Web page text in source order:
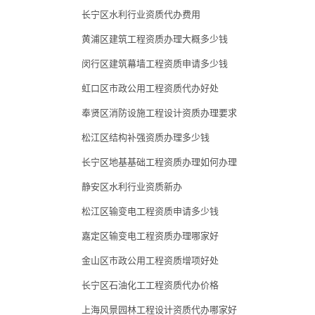
长宁区水利行业资质代办费用
黄浦区建筑工程资质办理大概多少钱
闵行区建筑幕墙工程资质申请多少钱
虹口区市政公用工程资质代办好处
奉贤区消防设施工程设计资质办理要求
松江区结构补强资质办理多少钱
长宁区地基基础工程资质办理如何办理
静安区水利行业资质新办
松江区输变电工程资质申请多少钱
嘉定区输变电工程资质办理哪家好
金山区市政公用工程资质增项好处
长宁区石油化工工程资质代办价格
上海风景园林工程设计资质代办哪家好